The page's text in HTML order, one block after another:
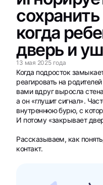
сохранить
когда
дверь и
13 мая 2025 года
Когда подросток
реагировать на
вами вдруг выросла
а он «глушит сигнал».
внутреннюю бурю, с
И потому «закрывает
Рассказываем, как
контакт.